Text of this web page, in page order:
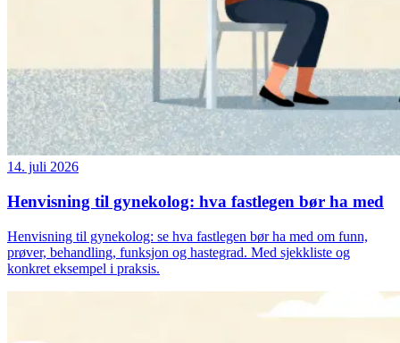
14. juli 2026
Henvisning til gynekolog: hva fastlegen bør ha med
Henvisning til gynekolog: se hva fastlegen bør ha med om funn,
prøver, behandling, funksjon og hastegrad. Med sjekkliste og
konkret eksempel i praksis.